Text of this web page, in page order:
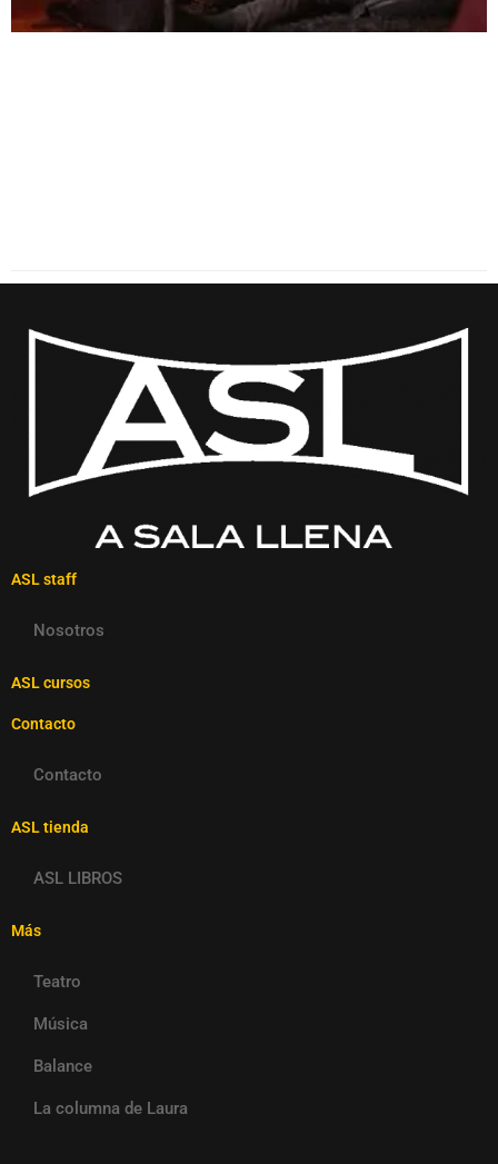
ASL staff
Nosotros
ASL cursos
Contacto
Contacto
ASL tienda
ASL LIBROS
Más
Teatro
Música
Balance
La columna de Laura